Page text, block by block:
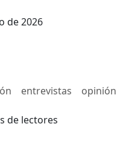
de 2026
entrevistas opinión
de lectores